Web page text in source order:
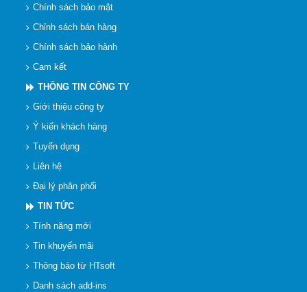
Chính sách bảo mật
Chỉnh sách bán hàng
Chính sách bảo hành
Cam kết
THÔNG TIN CÔNG TY
Giới thiệu công ty
Ý kiến khách hàng
Tuyển dụng
Liên hệ
Đại lý phân phối
TIN TỨC
Tính năng mới
Tin khuyến mãi
Thông báo từ HTsoft
Danh sách add-ins